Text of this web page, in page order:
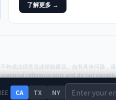
了解更多 →
构成法律意见或保险建议。如有具体问题，
reference only and do not
CA TX NY